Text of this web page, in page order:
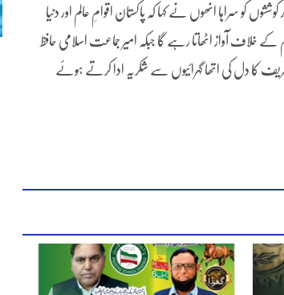
کو سراہا انھوں نے کہا کہ پاکستان اقوامِ عالم اور دنیا
خلاف آواز اٹھاتا رہے گا جبکہ امیر جماعت اسلامی حافظ
کا دل کی اتھا گہرائیوں سے شکریہ ادا کرتے ہوئے